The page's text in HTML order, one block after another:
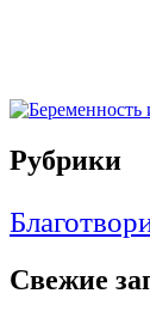
Рубрики
Свежие